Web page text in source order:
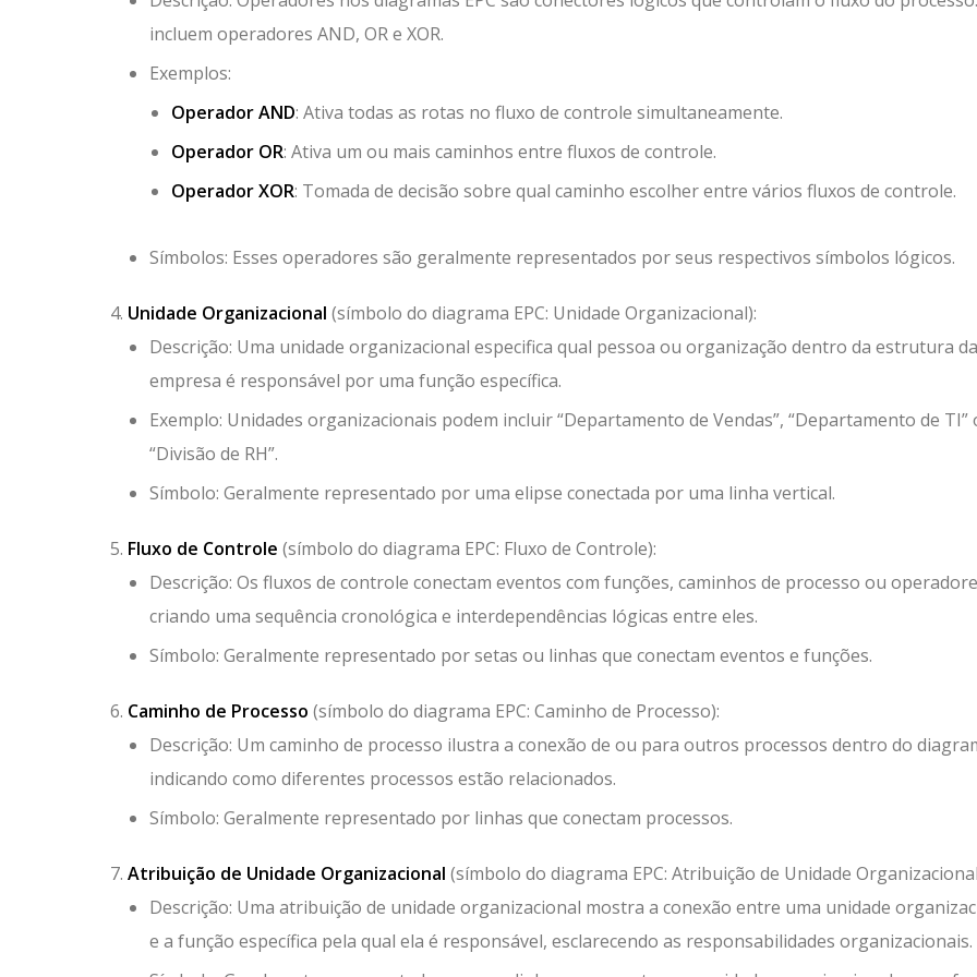
incluem operadores AND, OR e XOR.
Exemplos:
Operador AND: Ativa todas as rotas no fluxo de controle simultaneamente.
Operador OR: Ativa um ou mais caminhos entre fluxos de controle.
Operador XOR: Tomada de decisão sobre qual caminho escolher entre vários fluxos de controle.
Símbolos: Esses operadores são geralmente representados por seus respectivos símbolos lógicos.
Unidade Organizacional (símbolo do diagrama EPC: Unidade Organizacional):
Descrição: Uma unidade organizacional especifica qual pessoa ou organização dentro da estrutura da
empresa é responsável por uma função específica.
Exemplo: Unidades organizacionais podem incluir “Departamento de Vendas”, “Departamento de TI”
“Divisão de RH”.
Símbolo: Geralmente representado por uma elipse conectada por uma linha vertical.
Fluxo de Controle (símbolo do diagrama EPC: Fluxo de Controle):
Descrição: Os fluxos de controle conectam eventos com funções, caminhos de processo ou
criando uma sequência cronológica e interdependências lógicas entre eles.
Símbolo: Geralmente representado por setas ou linhas que conectam eventos e funções.
Caminho de Processo (símbolo do diagrama EPC: Caminho de Processo):
Descrição: Um caminho de processo ilustra a conexão de ou para outros processos dentro do
indicando como diferentes processos estão relacionados.
Símbolo: Geralmente representado por linhas que conectam processos.
Atribuição de Unidade Organizacional (símbolo do diagrama EPC: Atribuição de Unidade
Descrição: Uma atribuição de unidade organizacional mostra a conexão entre uma unidade
e a função específica pela qual ela é responsável, esclarecendo as responsabilidades organizacionais.